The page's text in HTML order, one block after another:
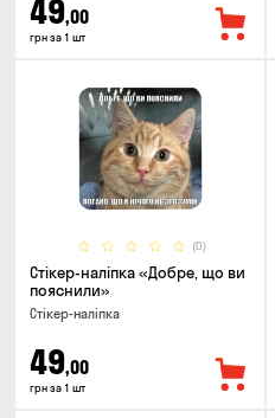
49,00
грн за 1 шт
(0)
Стікер-наліпка «Добре, що ви
пояснили»
Стікер-наліпка
49,00
грн за 1 шт